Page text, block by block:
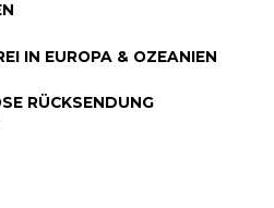
IN EUROPA & OZEANIEN
RÜCKSENDUNG